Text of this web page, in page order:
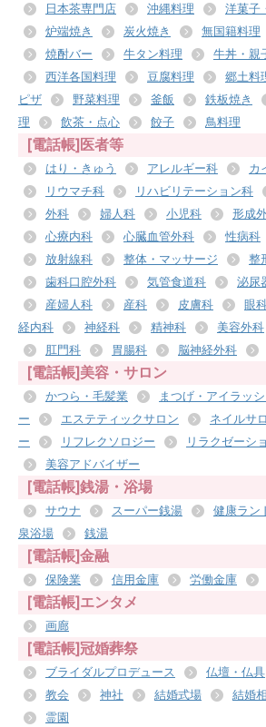
日本茶専門店
沖縄料理 洋菓子
炉端焼き
炭火焼き 無国籍料理
焼酎バー
牛タン料理 牛丼・親
西洋各国料理
豆腐料理 郷土料
ピザ
野菜料理 釜飯 鉄板焼き
理
飲茶・点心 餃子 鳥料理
[電話帳]医者等
はり・きゅう アレルギー科
カ
リウマチ科
リハビリテーション科
外科
婦人科 小児科 形成
心療内科
心臓血管外科 性病科
放射線科
整体・マッサージ 整
歯科口腔外科
気管食道科 泌尿
産婦人科
産科 皮膚科 眼
経内科
神経科 精神科 美容外科
肛門科
胃腸科 脳神経外科
[電話帳]美容・サロン
かつら・毛髪業 まつげ・アイラッ
ー
エステティックサロン ネイルサ
ー
リフレクソロジー リラクゼーシ
美容アドバイザー
[電話帳]銭湯・浴場
サウナ スーパー銭湯 健康ラン
泉浴場
銭湯
[電話帳]金融
保険業 信用金庫 労働金庫
[電話帳]エンタメ
画廊
[電話帳]冠婚葬祭
ブライダルプロデュース 仏壇・仏具
教会
神社 結婚式場 結婚
霊園